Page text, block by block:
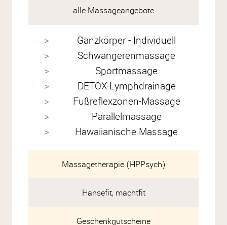
alle Massageangebote
Ganzkörper - Individuell
Schwangerenmassage
Sportmassage
DETOX-Lymphdrainage
Fußreflexzonen-Massage
Parallelmassage
Hawaiianische Massage
Massagetherapie (HPPsych)
Hansefit, machtfit
Geschenkgutscheine